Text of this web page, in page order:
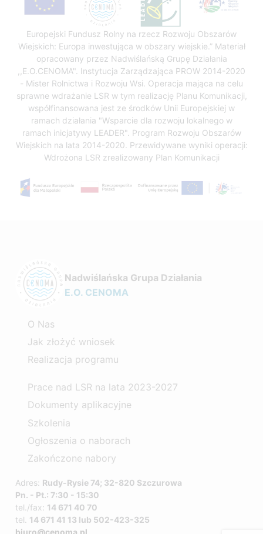
Europejski Fundusz Rolny na rzecz Rozwoju Obszarów
Wiejskich: Europa inwestująca w obszary wiejskie.” Materiał
opracowany przez Nadwiślańską Grupę Działania
,,E.O.CENOMA". Instytucja Zarządzająca PROW 2014-2020
- Mister Rolnictwa i Rozwoju Wsi. Operacja mająca na celu
sprawne wdrażanie LSR w tym realizację Planu Komunikacji,
współfinansowana jest ze środków Unii Europejskiej w
ramach działania "Wsparcie dla rozwoju lokalnego w
ramach inicjatywy LEADER". Program Rozwoju Obszarów
Wiejskich na lata 2014-2020. Przewidywane wyniki operacji:
Wdrożona LSR zrealizowany Plan Komunikacji
Nadwiślańska Grupa Działania
E.O. CENOMA
O Nas
Jak złożyć wniosek
Realizacja programu
Prace nad LSR na lata 2023-2027
Dokumenty aplikacyjne
Szkolenia
Ogłoszenia o naborach
Zakończone nabory
Adres: Rudy-Rysie 74; 32-820 Szczurowa
Pn. - Pt.: 7:30 - 15:30
tel./fax: 14 671 40 70
tel. 14 671 41 13 lub 502-423-325